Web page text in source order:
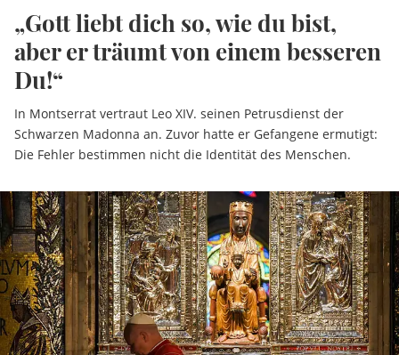
„Gott liebt dich so, wie du bist,
aber er träumt von einem besseren
Du!“
In Montserrat vertraut Leo XIV. seinen Petrusdienst der
Schwarzen Madonna an. Zuvor hatte er Gefangene ermutigt:
Die Fehler bestimmen nicht die Identität des Menschen.